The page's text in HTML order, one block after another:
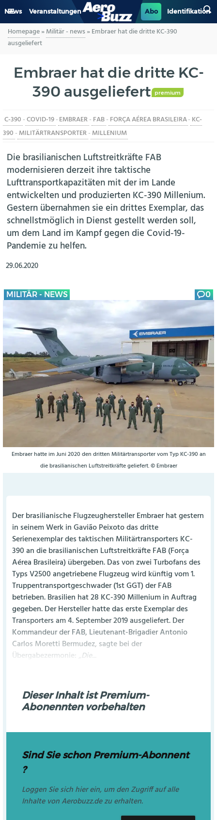
News Veranstaltungen Abo Identifikation
GENERAL AVIATION
LUFTVERKEHR
INDUSTRIE
HELIKOPTER
Homepage»Militär - news»Embraer hat die dritte KC-390
ausgeliefert
Embraer hat die dritte KC-
390 ausgeliefert
premium
C-390 -COVID-19-EMBRAER- FAB- FORÇA AÉREA BRASILEIRA- KC-
390 - MILITÄRTRANSPORTER- MILLENIUM
Die brasilianischen Luftstreitkräfte FAB
modernisieren derzeit ihre taktische
Lufttransportkapazitäten mit der im Lande
entwickelten und produzierten KC-390 Millenium.
Gestern übernahmen sie ein drittes Exemplar, das
schnellstmöglich in Dienst gestellt werden soll,
um dem Land im Kampf gegen die Covid-19-
Pandemie zu helfen.
29.06.2020
MILITÄR - NEWS 0
Embraer hatte im Juni 2020 den dritten Militärtransporter vom Typ KC-390 an
die brasilianischen Luftstreitkräfte geliefert. © Embraer
Der brasilianische Flugzeughersteller Embraer hat gestern
in seinem Werk in Gavião Peixoto das dritte
Serienexemplar des taktischen Militärtransporters KC-
390 an die brasilianischen Luftstreitkräfte FAB (Força
Aérea Brasileira) übergeben. Das von zwei Turbofans des
Typs V2500 angetriebene Flugzeug wird künftig vom 1.
Truppentransportgeschwader (1st GGT) der FAB
betrieben. Brasilien hat 28 KC-390 Millenium in Auftrag
gegeben. Der Hersteller hatte das erste Exemplar des
Transporters am 4. September 2019 ausgeliefert. Der
Kommandeur der FAB, Lieutenant-Brigadier Antonio
Carlos Moretti Bermudez, sagte bei der
Übergabezermonie: „Die...
Dieser Inhalt ist Premium-
Abonennten vorbehalten
Sind Sie schon Premium-Abonnent
?
Loggen Sie sich hier ein, um den Zugriff auf alle
Inhalte von Aerobuzz.de zu erhalten.